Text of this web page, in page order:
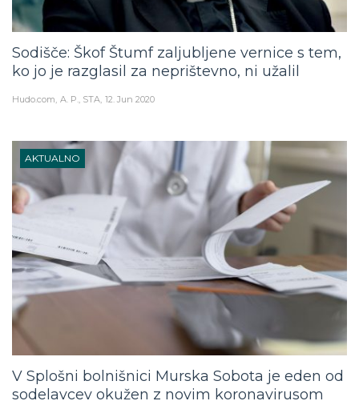
Sodišče: Škof Štumf zaljubljene vernice s tem,
ko jo je razglasil za neprištevno, ni užalil
Hudo.com A. P., STA 12. Jun 2020
AKTUALNO
V Splošni bolnišnici Murska Sobota je eden od
sodelavcev okužen z novim koronavirusom